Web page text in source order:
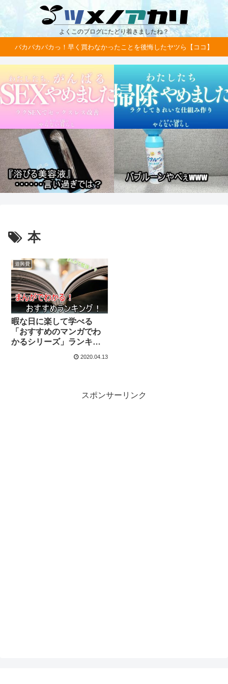
よくこのブログにたどり着きましたね？
バカバカバカっ！早く買わなかったことを後悔したヤツら【ココ】
本
遊興費
暇な日に楽して学べる
「おすすめのマンガでわ
かるシリーズ」ランキン
2020.04.13
スポンサーリンク